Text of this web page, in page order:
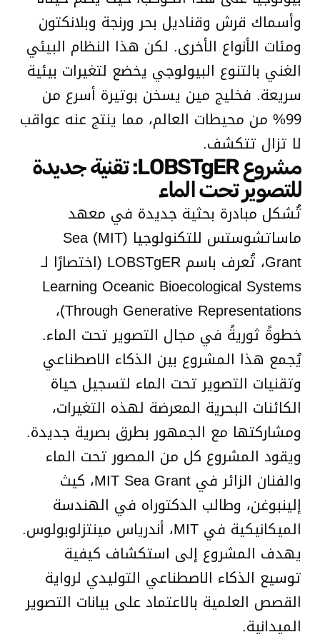
وأسماك قرش وقناديل بحر ورنجة وبلانكتون
ومئات الأنواع الأخرى. لكن هذا النظام البيئي
الغني بالتنوع البيولوجي يخضع لتغيرات بيئية
سريعة. فخليج مين يسخن بوتيرة أسرع من
99% من محيطات العالم، مما ينتج عنه عواقب
لا تزال تتكشف.
مشروع LOBSTgER: تقنية جديدة
للتصوير تحت الماء
تُشكل مبادرة بحثية جديدة في معهد
ماساتشوستس للتكنولوجيا (MIT) Sea
Grant، تُعرف باسم LOBSTgER (اختصارًا لـ
Learning Oceanic Bioecological Systems
Through Generative Representations)،
خطوةً ثوريةً في مجال التصوير تحت الماء.
يُجمع هذا المشروع بين الذكاء الاصطناعي
وتقنيات التصوير تحت الماء لتسجيل حياة
الكائنات البحرية المعرضة لهذه التغيرات،
ومشاركتها مع الجمهور بطرق بصرية جديدة.
ويقود المشروع كل من المصور تحت الماء
والفنان الزائر في MIT Sea Grant، كيث
إلينبوغن، وطالب الدكتوراه في الهندسة
الميكانيكية في MIT، أندرياس مينتزلوبولوس.
يهدف المشروع إلى استكشاف كيفية
توسيع الذكاء الاصطناعي التوليدي لرواية
القصص العلمية بالاعتماد على بيانات التصوير
الميدانية.